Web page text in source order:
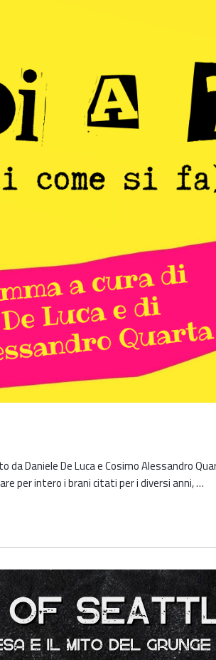
da Daniele De Luca e Cosimo Alessandro
per intero i brani citati per i diversi anni, …